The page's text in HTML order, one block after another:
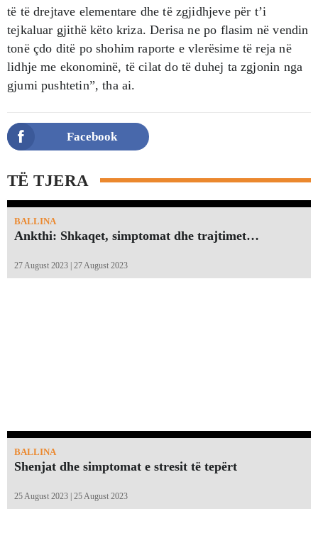
të të drejtave elementare dhe të zgjidhjeve për t’i
tejkaluar gjithë këto kriza. Derisa ne po flasim në vendin
tonë çdo ditë po shohim raporte e vlerësime të reja në
lidhje me ekonominë, të cilat do të duhej ta zgjonin nga
gjumi pushtetin”, tha ai.
Facebook
TË TJERA
BALLINA
Ankthi: Shkaqet, simptomat dhe trajtimet…
27 August 2023 | 27 August 2023
BALLINA
Shenjat dhe simptomat e stresit të tepërt
25 August 2023 | 25 August 2023